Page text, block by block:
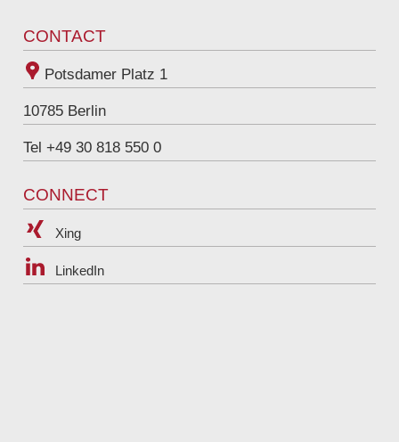
CONTACT
Potsdamer Platz 1
10785 Berlin
Tel +49 30 818 550 0
CONNECT
Xing
LinkedIn